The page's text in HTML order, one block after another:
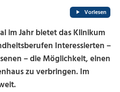
Vorlesen
im Jahr bietet das Klinikum
Interessierten –
– die Möglichkeit, einen
zu verbringen. Im